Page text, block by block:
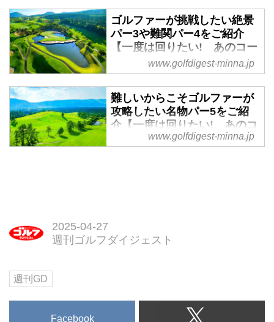
では3回に分けてそのコースを紹
介していこう。第1回目は北海
道、東北地方の4コースだ！
や、トーナメントコースのような
知名度はないが、全国には足を運
ぶ価値のある名コースを“隠れた
宝石コース”として紹介してい
る。みんなのゴルフダイジェスト
では3回に分けてそのコースを紹
介していこう。第2回目は新潟、
茨城、神奈川の隠れた宝石コース
だ！
ダイジェスト」では、国内外で数
多くのコースを取材してきた、ゴ
ルフダイジェスト特別編集委員・
吉川丈雄(通称：ジョー)が日本国
内の2000カ所以上あるコースの
や、トーナメントコースのような
知名度はないが、全国には足を運
ぶ価値のある名コースを“隠れた
宝石コース”として紹介してい
る。みんなのゴルフダイジェスト
ゴルファーが挑戦したい絶景
パー3や難関パー4をご紹介
【一度は回りたい! あのコー
スの名物ホール①】 - みんな
のゴルフダイジェスト
日本には2000以上のゴルフ場が
ある。北は北海道、南は沖縄ま
で、全国には景観の美しいホー
ル、池やバンカーでデザインされ
た芸術的なホール、海越えのスリ
紹介しよう。
www.golfdigest-minna.jp
難しいからこそゴルファーが
攻略したい名物パー5をご紹
介【一度は回りたい! あのコ
ースの名物ホール②】 - みん
がる。だが、難しいホールほど、
www.golfdigest-minna.jp
2025-04-27
週刊ゴルフダイジェスト
週刊GD
Facebook